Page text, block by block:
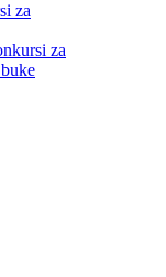
za
za